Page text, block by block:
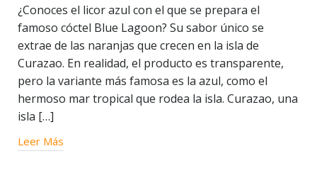
¿Conoces el licor azul con el que se prepara el
famoso cóctel Blue Lagoon? Su sabor único se
extrae de las naranjas que crecen en la isla de
Curazao. En realidad, el producto es transparente,
pero la variante más famosa es la azul, como el
hermoso mar tropical que rodea la isla. Curazao, una
isla […]
Leer Más